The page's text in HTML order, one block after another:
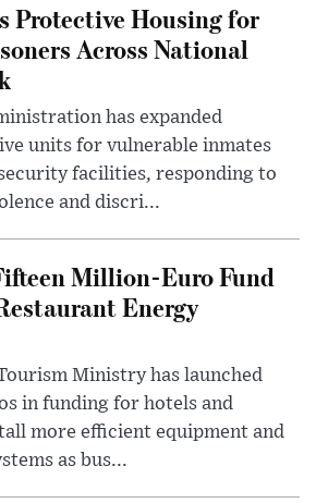
Protective Housing for
Across National
has expanded
units for vulnerable inmates
facilities, responding to
and discri...
Million-Euro Fund
Energy
Ministry has launched
in funding for hotels and
more efficient equipment and
as bus...